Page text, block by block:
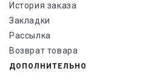
История заказа
Закладки
Рассылка
Возврат товара
ДОПОЛНИТЕЛЬНО